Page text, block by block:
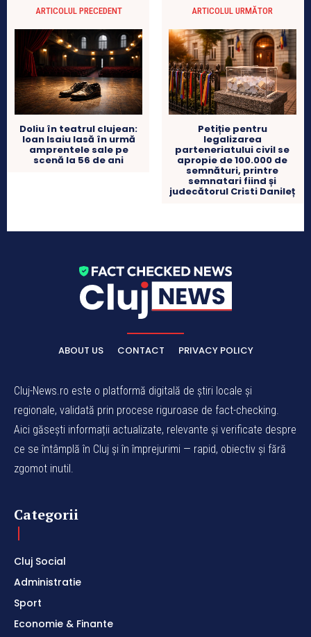
ARTICOLUL PRECEDENT
Doliu în teatrul clujean:
Ioan Isaiu lasă în urmă
amprentele sale pe
scenă la 56 de ani
ARTICOLUL URMĂTOR
Petiție pentru
legalizarea
parteneriatului civil se
apropie de 100.000 de
semnături, printre
semnatari fiind și
judecătorul Cristi Danileț
ABOUT US CONTACT PRIVACY POLICY
Cluj-News.ro este o platformă digitală de știri locale și
regionale, validată prin procese riguroase de fact-checking.
Aici găsești informații actualizate, relevante și verificate despre
ce se întâmplă în Cluj și în împrejurimi — rapid, obiectiv și fără
zgomot inutil.
Categorii
Cluj Social
Administratie
Sport
Economie & Finante